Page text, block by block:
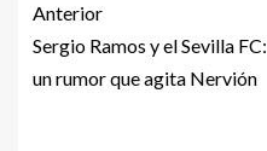
Anterior
Sergio Ramos y el Sevilla FC:
un rumor que agita Nervión